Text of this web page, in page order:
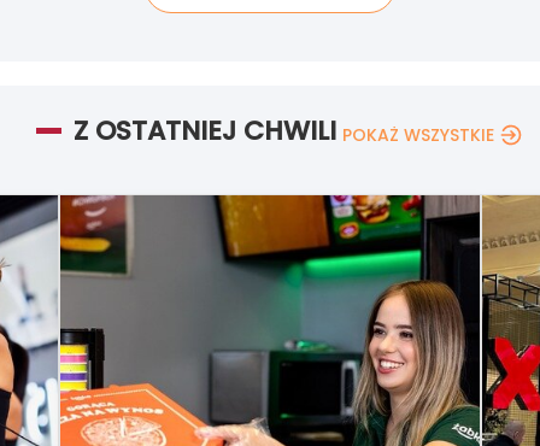
Z OSTATNIEJ CHWILI POKAŻ WSZYSTKIE